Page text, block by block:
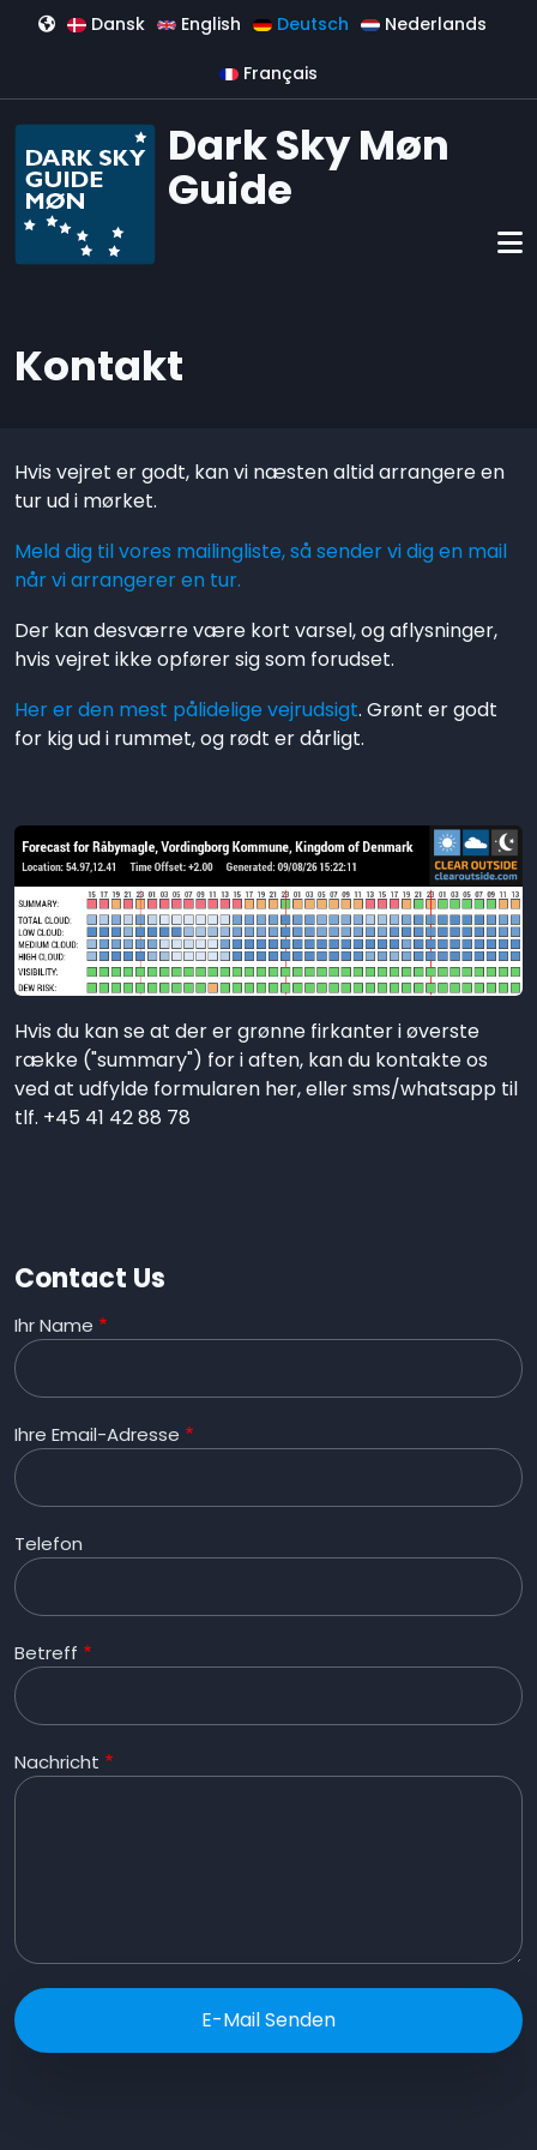
Direkt zum Inhalt
Dansk English Deutsch Nederlands
Français
Dark Sky Møn
Guide
Kontakt
Hvis vejret er godt, kan vi næsten altid arrangere en
tur ud i mørket.
Meld dig til vores mailingliste, så sender vi dig en mail
når vi arrangerer en tur.
Der kan desværre være kort varsel, og aflysninger,
hvis vejret ikke opfører sig som forudset.
Her er den mest pålidelige vejrudsigt. Grønt er godt
for kig ud i rummet, og rødt er dårligt.
Hvis du kan se at der er grønne firkanter i øverste
række ("summary") for i aften, kan du kontakte os
ved at udfylde formularen her, eller sms/whatsapp til
tlf. +45 41 42 88 78
Contact Us
Ihr Name
Ihre Email-Adresse
Telefon
Betreff
Nachricht